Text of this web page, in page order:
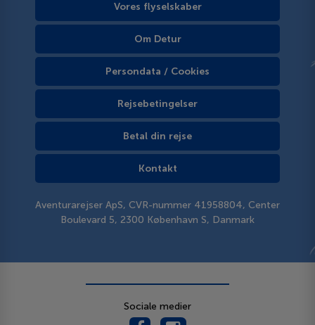
Vores flyselskaber
Om Detur
Persondata / Cookies
Rejsebetingelser
Betal din rejse
Kontakt
Aventurarejser ApS, CVR-nummer 41958804, Center
Boulevard 5, 2300 København S, Danmark
Sociale medier